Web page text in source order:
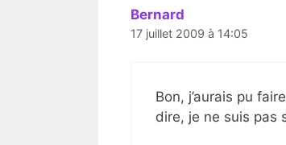
Bernard
17 juillet 2009 à 14:05
Bon, j’aurais pu
dire, je ne suis pas